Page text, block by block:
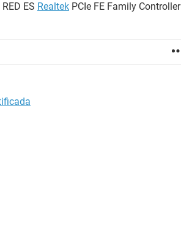
ES Realtek PCIe FE Family Controller